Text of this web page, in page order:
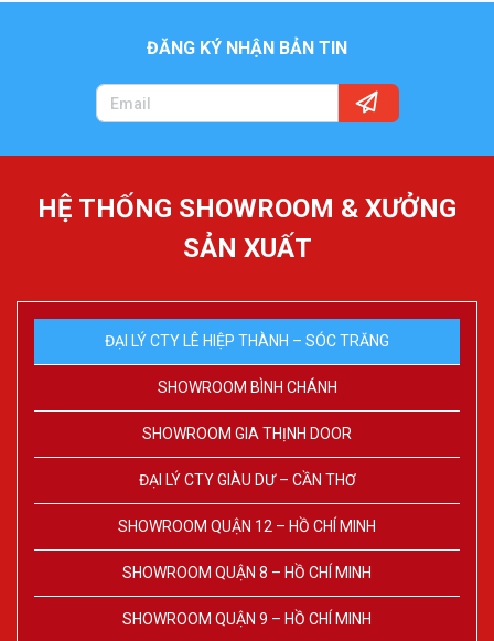
ĐĂNG KÝ NHẬN BẢN TIN
HỆ THỐNG SHOWROOM & XƯỞNG
SẢN XUẤT
ĐẠI LÝ CTY LÊ HIỆP THÀNH – SÓC TRĂNG
SHOWROOM BÌNH CHÁNH
SHOWROOM GIA THỊNH DOOR
ĐẠI LÝ CTY GIÀU DƯ – CẦN THƠ
SHOWROOM QUẬN 12 – HỒ CHÍ MINH
SHOWROOM QUẬN 8 – HỒ CHÍ MINH
SHOWROOM QUẬN 9 – HỒ CHÍ MINH